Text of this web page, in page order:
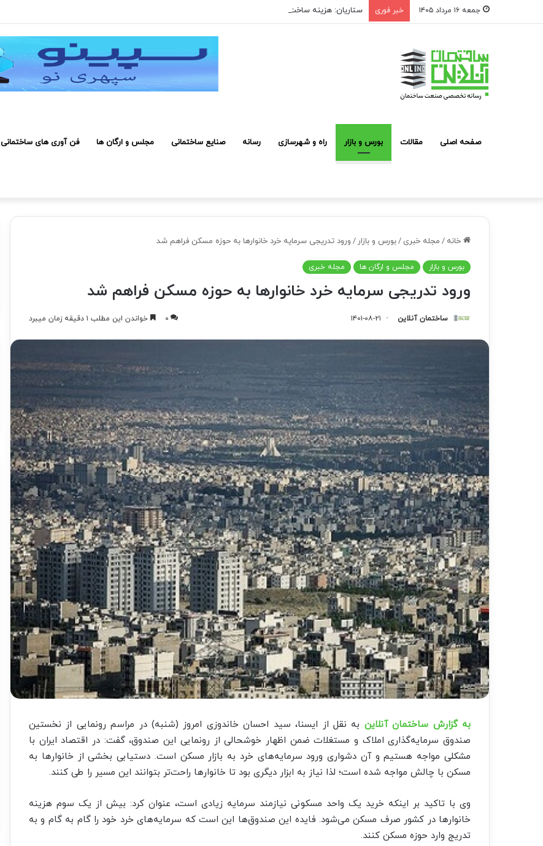
جمعه ۱۶ مرداد ۱۴۰۵ خبر فوری ستاریان: هزینه ساخت مسکن لوکس به متری ۱۵۰ تا ۲۰۰ میلیون تومان رسیده است
صفحه اصلی مقالات بورس و بازار راه و شهرسازی رسانه صنایع ساختمانی مجلس و ارگان ها فن آوری های ساختمانی
خانه / مجله خبری /بورس و بازار / ورود تدریجی سرمایه خرد خانوارها به حوزه مسکن فراهم شد
بورس و بازار مجلس و ارگان ها مجله خبری
ورود تدریجی سرمایه خرد خانوارها به حوزه مسکن فراهم شد
ساختمان آنلاین ۱۴۰۱-۰۸-۲۱ ۰ خواندن این مطلب ۱ دقیقه زمان میبرد
به گزارش ساختمان آنلاین به نقل از ایسنا، سید احسان خاندوزی امروز (شنبه) در مراسم رونمایی از نخستین
صندوق سرمایه‌گذاری املاک و مستغلات ضمن اظهار خوشحالی از رونمایی این صندوق، گفت: در اقتصاد ایران با
مشکلی مواجه هستیم و آن دشواری ورود سرمایه‌های خرد به بازار مسکن است. دستیابی بخشی از خانوارها به
مسکن با چالش مواجه شده است؛ لذا نیاز به ابزار دیگری بود تا خانوارها راحت‌تر بتوانند این مسیر را طی کنند.
وی با تاکید بر اینکه خرید یک واحد مسکونی نیازمند سرمایه زیادی است، عنوان کرد: بیش از یک سوم هزینه
خانوارها در کشور صرف مسکن می‌شود. فایده این صندوق‌ها این است که سرمایه‌های خرد خود را گام به گام و به
تدریج وارد حوزه مسکن کنند.